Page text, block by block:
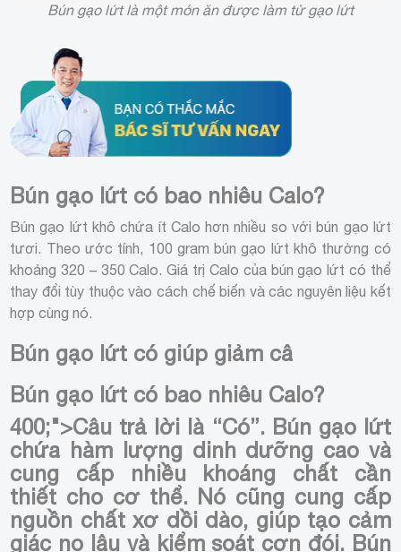
Bún gạo lứt là một món ăn được làm từ gạo lứt
Bún gạo lứt có bao nhiêu Calo?
Bún gạo lứt khô chứa ít Calo hơn nhiều so với bún gạo lứt
tươi. Theo ước tính, 100 gram bún gạo lứt khô thường có
khoảng 320 – 350 Calo. Giá trị Calo của bún gạo lứt có thể
thay đổi tùy thuộc vào cách chế biến và các nguyên liệu kết
hợp cùng nó.
Bún gạo lứt có giúp giảm câ
Bún gạo lứt có bao nhiêu Calo?
400;">Câu trả lời là “Có”. Bún gạo lứt
chứa hàm lượng dinh dưỡng cao và
cung cấp nhiều khoáng chất cần
thiết cho cơ thể. Nó cũng cung cấp
nguồn chất xơ dồi dào, giúp tạo cảm
giác no lâu và kiểm soát cơn đói. Bún